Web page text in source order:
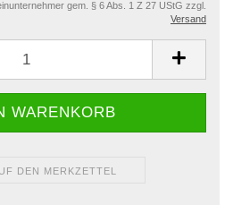
gem. § 6 Abs. 1 Z 27 UStG zzgl.
Versand
DEN MERKZETTEL